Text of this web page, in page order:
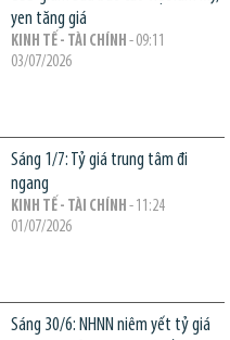
yen tăng giá
KINH TẾ - TÀI CHÍNH - 09:11
03/07/2026
Sáng 1/7: Tỷ giá trung tâm đi
ngang
KINH TẾ - TÀI CHÍNH - 11:24
01/07/2026
Sáng 30/6: NHNN niêm yết tỷ giá